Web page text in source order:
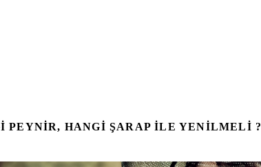
PEYNIR, HANGI ŞARAP ILE YENILMELI ?